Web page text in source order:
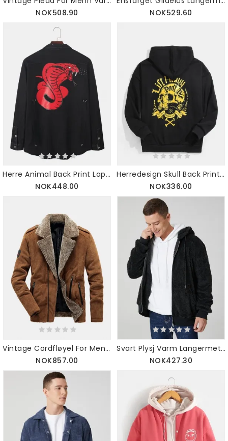
NOK508.90
NOK529.60
Herre Animal Back Print Lapel Double Pocket Black Denim Jacket
NOK448.00
Herredesign Skull Back Print Kangaroo Pocket Black Hettegensere
NOK336.00
Vintage Cordfløyel For Menn Ensfarget Tykk Fleeceslag Uformell Varm Jakke
NOK857.00
Svart Plysj Varm Langermet Lomme Med Teddy-hette
NOK427.30